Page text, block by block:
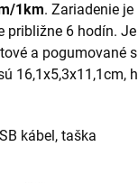
1km. Zariadenie
približne 6 hodín. Je
a pogumované
16,1x5,3x11,1cm,
kábel, taška